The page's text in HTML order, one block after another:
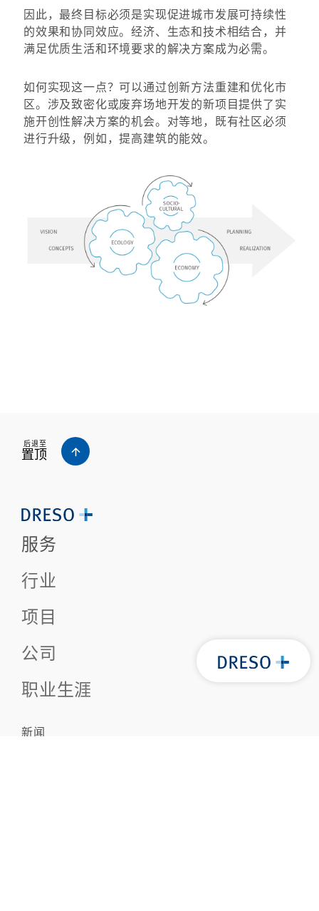
因此，最终目标必须是实现促进城市发展可持续性
的效果和协同效应。经济、生态和技术相结合，并
满足优质生活和环境要求的解决方案成为必需。
如何实现这一点？可以通过创新方法重建和优化市
区。涉及致密化或废弃场地开发的新项目提供了实
施开创性解决方案的机会。对等地，既有社区必须
进行升级，例如，提高建筑的能效。
后退至
置顶
服务
行业
项目
公司
职业生涯
新闻